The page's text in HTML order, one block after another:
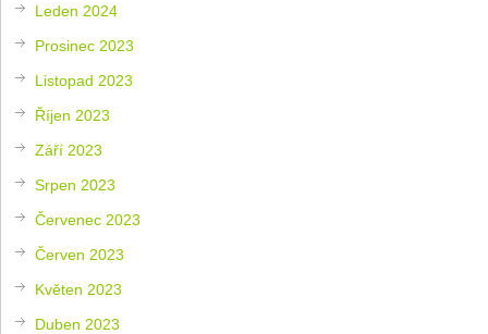
Leden 2024
Prosinec 2023
Listopad 2023
Říjen 2023
Září 2023
Srpen 2023
Červenec 2023
Červen 2023
Květen 2023
Duben 2023